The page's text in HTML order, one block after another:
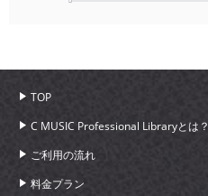
TOP
C MUSIC Professional Libraryとは？
ご利用の流れ
料金プラン